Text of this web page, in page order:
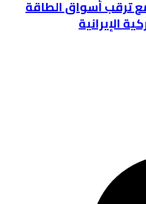
ترقب أسواق الطاقة
الإيرانية